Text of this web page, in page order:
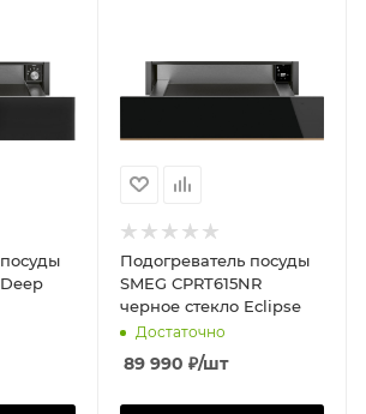
Deep
Подогреватель посуды
SMEG CPRT615NR
черное стекло Eclipse
Достаточно
89 990 ₽/шт